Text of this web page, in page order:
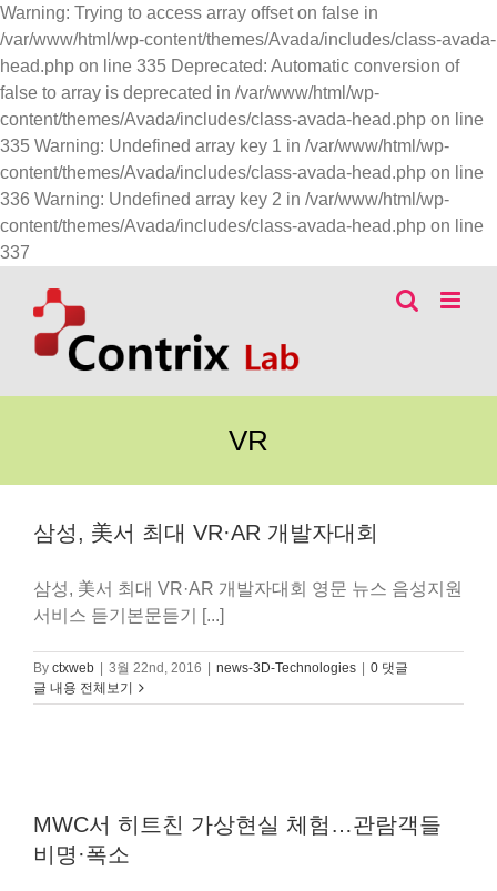
Warning: Trying to access array offset on false in
/var/www/html/wp-content/themes/Avada/includes/class-avada-
head.php on line 335 Deprecated: Automatic conversion of
false to array is deprecated in /var/www/html/wp-
content/themes/Avada/includes/class-avada-head.php on line
335 Warning: Undefined array key 1 in /var/www/html/wp-
content/themes/Avada/includes/class-avada-head.php on line
336 Warning: Undefined array key 2 in /var/www/html/wp-
content/themes/Avada/includes/class-avada-head.php on line
337
츠
로
건
VR
삼성, 美서 최대 VR·AR 개발자대회
삼성, 美서 최대 VR·AR 개발자대회 영문 뉴스 음성지원
서비스 듣기본문듣기 [...]
By ctxweb 3월 22nd, 2016 news-3D-Technologies
0 댓글
글 내용 전체보기
MWC서 히트친 가상현실 체험…관람객들
비명·폭소